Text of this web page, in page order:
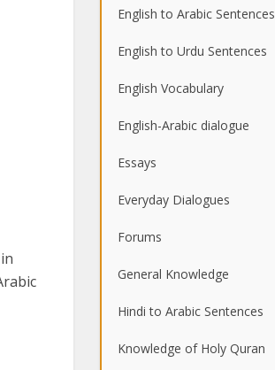
English to Arabic Sentences
English to Urdu Sentences
English Vocabulary
English-Arabic dialogue
Essays
Everyday Dialogues
Forums
General Knowledge
Hindi to Arabic Sentences
Knowledge of Holy Quran